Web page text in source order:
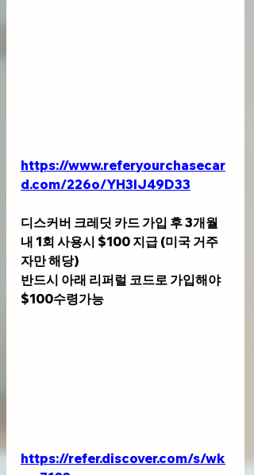
https://www.referyourchasecar
d.com/226o/YH3IJ49D33
디스커버 크레딧 카드 가입 후 3개월
내 1회 사용시 $100 지급 (미국 거주
자만 해당)
반드시 아래 리퍼럴 코드로 가입해야
$100수령가능
https://refer.discover.com/s/wk